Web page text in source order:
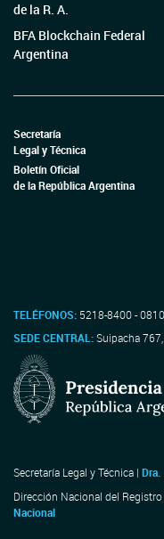
de la R. A.
BFA Blockchain Federal
Argentina
Secretaría
Legal y Técnica
Boletín Oficial
de la República Argentina
TELÉFONOS: 5218-8400 -
SEDE CENTRAL:Suipacha
Secretaría Legal y Técnica |
Dirección Nacional del Registro
Nacional